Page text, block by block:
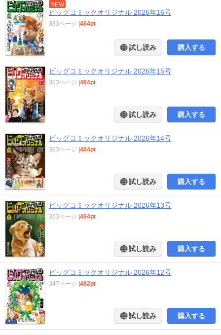
NEW
ビッグコミックオリジナル 2026年16号
383ページ 464pt
試し読み 購入する
ビッグコミックオリジナル 2026年15号
393ページ 464pt
試し読み 購入する
ビッグコミックオリジナル 2026年14号
393ページ 464pt
試し読み 購入する
ビッグコミックオリジナル 2026年13号
363ページ 464pt
試し読み 購入する
ビッグコミックオリジナル 2026年12号
347ページ 482pt
試し読み 購入する